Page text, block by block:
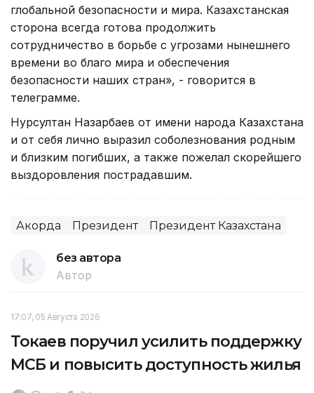
глобальной безопасности и мира. Казахстанская
сторона всегда готова продолжить
сотрудничество в борьбе с угрозами нынешнего
времени во благо мира и обеспечения
безопасности наших стран», - говорится в
телеграмме.
Нурсултан Назарбаев от имени народа Казахстана
и от себя лично выразил соболезнования родным
и близким погибших, а также пожелал скорейшего
выздоровления пострадавшим.
Акорда Президент Президент Казахстана
без автора
Автор
17:07, 05 Августа 2026
Токаев поручил усилить поддержку
МСБ и повысить доступность жилья